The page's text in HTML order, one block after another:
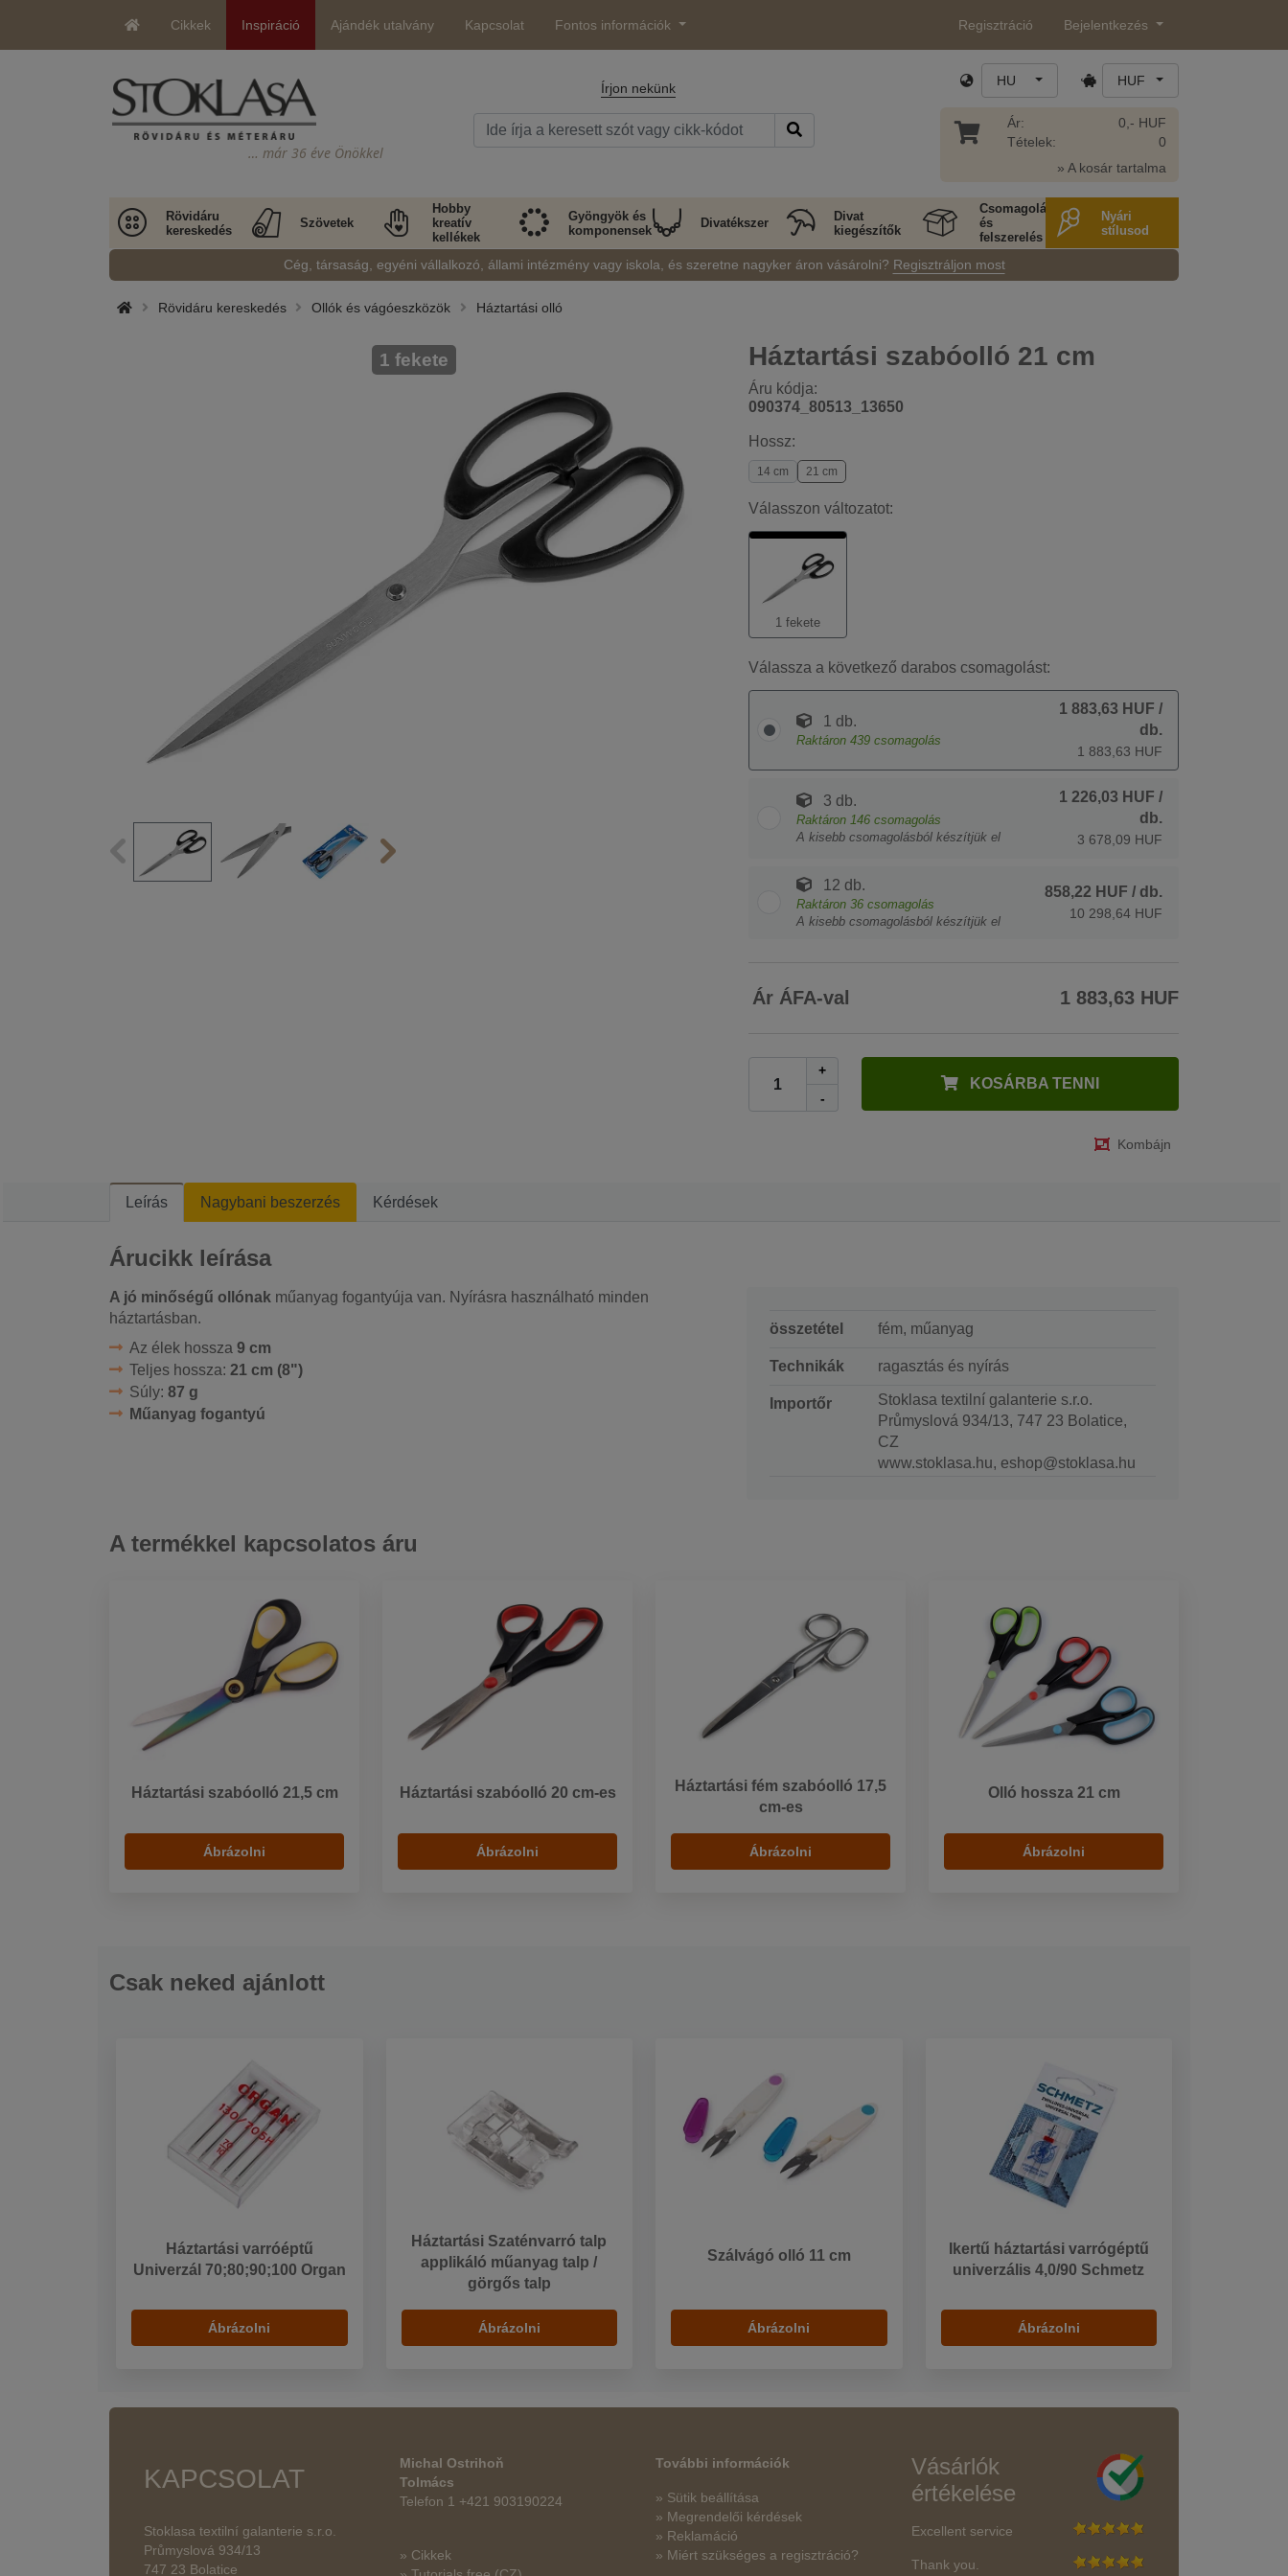
Cikkek Inspiráció Ajándék utalvány Kapcsolat Fontos információk Regisztráció Bejelentkezés
… már 36 éve Önökkel
Írjon nekünk HU HUF
Ár:
Tételek:
0,- HUF
0
» A kosár tartalma
Rövidáru
kereskedés
Szövetek
Hobby
kreatív
kellékek
Gyöngyök és
komponensek
Divatékszer
Divat
kiegészítők
Csomagolás
és
felszerelés
Nyári
stílusod
Cég, társaság, egyéni vállalkozó, állami intézmény vagy iskola, és szeretne nagyker áron vásárolni? Regisztráljon most
Rövidáru kereskedés Ollók és vágóeszközök Háztartási olló
Háztartási szabóolló 21 cm
Áru kódja:
090374_80513_13650
1 fekete
Hossz:
14 cm 21 cm
Válasszon változatot:
1 fekete
Válassza a következő darabos csomagolást:
1 db.
Raktáron 439 csomagolás
1 883,63 HUF /
db.
1 883,63 HUF
3 db.
Raktáron 146 csomagolás
A kisebb csomagolásból készítjük el
1 226,03 HUF /
db.
3 678,09 HUF
12 db.
Raktáron 36 csomagolás
A kisebb csomagolásból készítjük el
858,22 HUF / db.
10 298,64 HUF
Ár ÁFA-val 1 883,63 HUF
+
-
KOSÁRBA TENNI
Kombájn
Leírás Nagybani beszerzés Kérdések
Árucikk leírása
A jó minőségű ollónak műanyag fogantyúja van. Nyírásra használható minden
háztartásban.
Az élek hossza 9 cm
Teljes hossza: 21 cm (8")
Súly: 87 g
Műanyag fogantyú
összetétel fém, műanyag
Technikák ragasztás és nyírás
Importőr
Stoklasa textilní galanterie s.r.o.
Průmyslová 934/13, 747 23 Bolatice,
CZ
www.stoklasa.hu, eshop@stoklasa.hu
A termékkel kapcsolatos áru
Háztartási szabóolló 21,5 cm
Ábrázolni
Háztartási szabóolló 20 cm-es
Ábrázolni
Háztartási fém szabóolló 17,5
cm-es
Ábrázolni
Olló hossza 21 cm
Ábrázolni
Csak neked ajánlott
Háztartási varróéptű
Univerzál 70;80;90;100 Organ
Ábrázolni
Háztartási Szaténvarró talp
applikáló műanyag talp /
görgős talp
Ábrázolni
Szálvágó olló 11 cm
Ábrázolni
Ikertű háztartási varrógéptű
univerzális 4,0/90 Schmetz
Ábrázolni
KAPCSOLAT
Stoklasa textilní galanterie s.r.o.
Průmyslová 934/13
747 23 Bolatice
Michal Ostrihoň
Tolmács
Telefon 1 +421 903190224
» Cikkek
További információk
» Sütik beállítása
» Megrendelői kérdések
» Reklamáció
» Miért szükséges a regisztráció?
Vásárlók
értékelése
Excellent service
Thank you.